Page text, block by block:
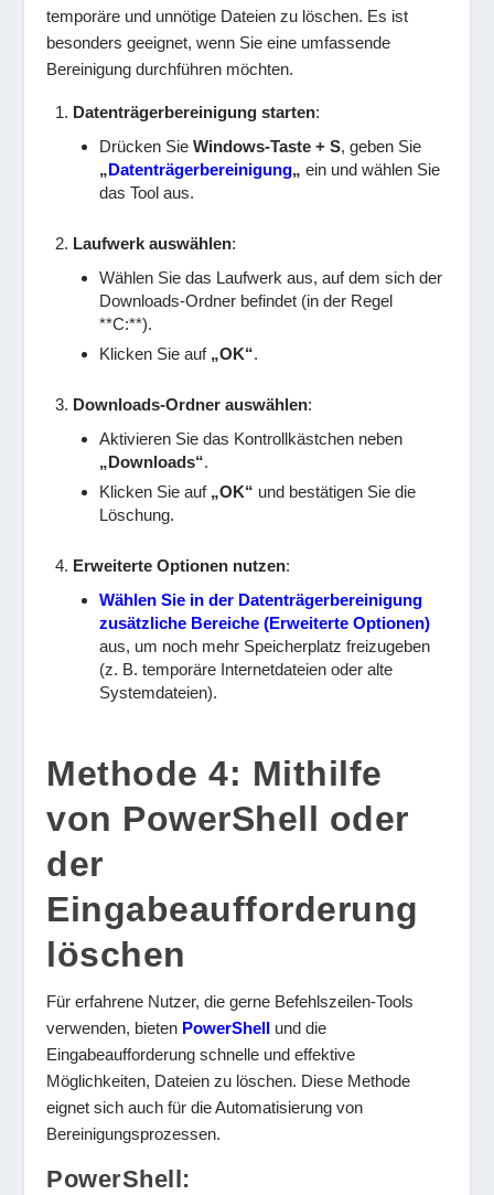
temporäre und unnötige Dateien zu löschen. Es ist
besonders geeignet, wenn Sie eine umfassende
Bereinigung durchführen möchten.
Datenträgerbereinigung starten:
Drücken SieWindows-Taste + S, geben Sie
„Datenträgerbereinigung„ ein und wählen Sie
das Tool aus.
Laufwerk auswählen:
Wählen Sie das Laufwerk aus, auf dem sich der
Downloads-Ordner befindet (in der Regel
**C:**).
Klicken Sie auf „OK“.
Downloads-Ordner auswählen:
Aktivieren Sie das Kontrollkästchen neben
„Downloads“.
Klicken Sie auf „OK“ und bestätigen Sie die
Löschung.
Erweiterte Optionen nutzen:
Wählen Sie in der Datenträgerbereinigung
zusätzliche Bereiche (Erweiterte Optionen)
aus, um noch mehr Speicherplatz freizugeben
(z. B. temporäre Internetdateien oder alte
Systemdateien).
Methode 4: Mithilfe
von PowerShell oder
der
Eingabeaufforderung
löschen
Für erfahrene Nutzer, die gerne Befehlszeilen-Tools
verwenden, bieten PowerShell und die
Eingabeaufforderung schnelle und effektive
Möglichkeiten, Dateien zu löschen. Diese Methode
eignet sich auch für die Automatisierung von
Bereinigungsprozessen.
PowerShell: